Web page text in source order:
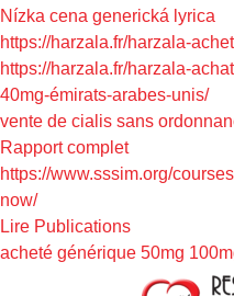
Nízka cena generická lyrica
https://harzala.fr/harzala-
https://harzala.fr/harzala-
40mg-émirats-arabes-unis/
vente de cialis sans
Rapport complet
https://www.sssim.org/
now/
Lire Publications
acheté générique 50mg